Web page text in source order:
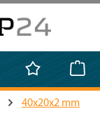
40x20x2 mm